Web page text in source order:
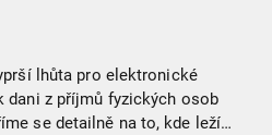
lhůta pro elektronické
dani z příjmů fyzických osob
se detailně na to, kde leží